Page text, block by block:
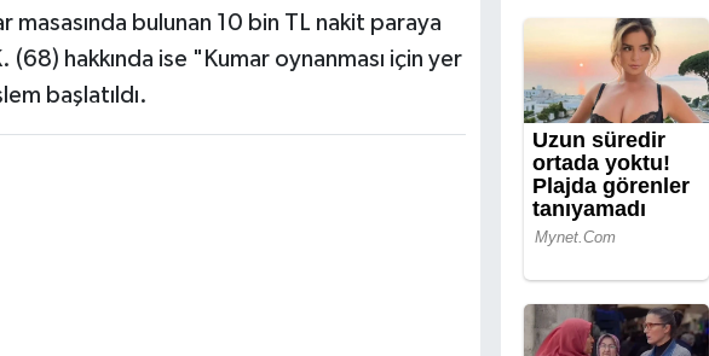
masasında bulunan 10 bin TL nakit paraya
hakkında ise "Kumar oynanması için yer
başlatıldı.